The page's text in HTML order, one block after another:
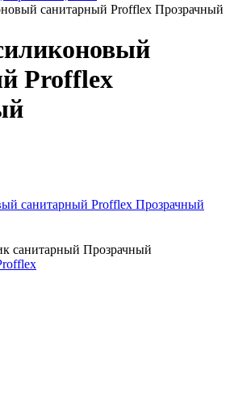
санитарный Profflex Прозрачный
Profflex
санитарный Прозрачный